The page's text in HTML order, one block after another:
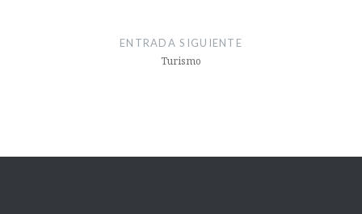
ENTRADA SIGUIENTE
Turismo